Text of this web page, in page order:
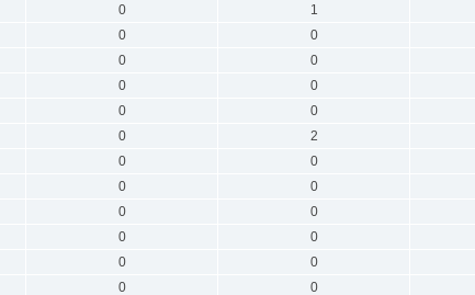
0 1
0 0
0 0
0 0
0 0
0 2
0 0
0 0
0 0
0 0
0 0
0 0